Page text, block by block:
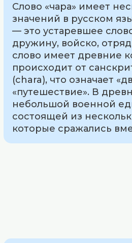
Слово «чара» имеет
значений в русском
— это устаревшее
дружину, войско,
слово имеет древние
происходит от
(chara), что означает
«путешествие». В
небольшой военной
состоящей из
которые сражались